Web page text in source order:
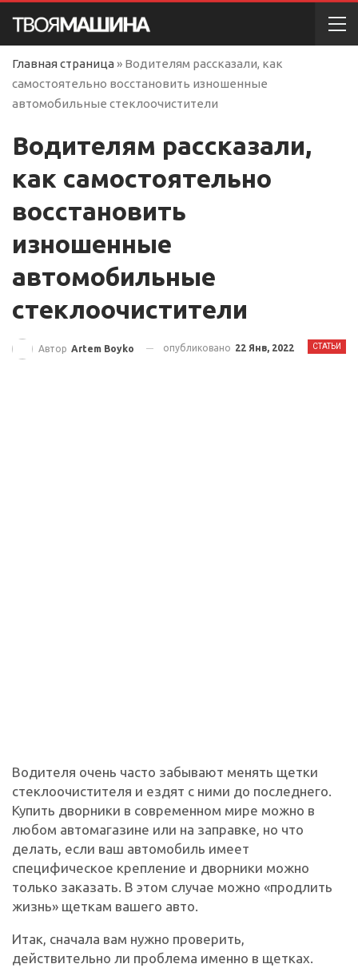
Главная страница » Водителям рассказали, как
самостоятельно восстановить изношенные
автомобильные стеклоочистители
Водителям рассказали,
как самостоятельно
восстановить
изношенные
автомобильные
стеклоочистители
СТАТЬИ
Автор Artem Boyko опубликовано 22 Янв, 2022
Водителя очень часто забывают менять щетки
стеклоочистителя и ездят с ними до последнего.
Купить дворники в современном мире можно в
любом автомагазине или на заправке, но что
делать, если ваш автомобиль имеет
специфическое крепление и дворники можно
только заказать. В этом случае можно «продлить
жизнь» щеткам вашего авто.
Итак, сначала вам нужно проверить,
действительно ли проблема именно в щетках.